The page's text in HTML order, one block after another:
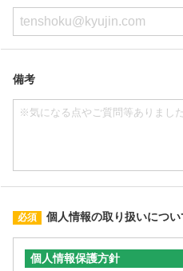
備考
個人情報の取り扱いについ
個人情報保護方針